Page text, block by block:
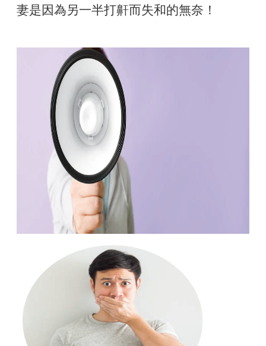
妻是因為另一半打鼾而失和的無奈！